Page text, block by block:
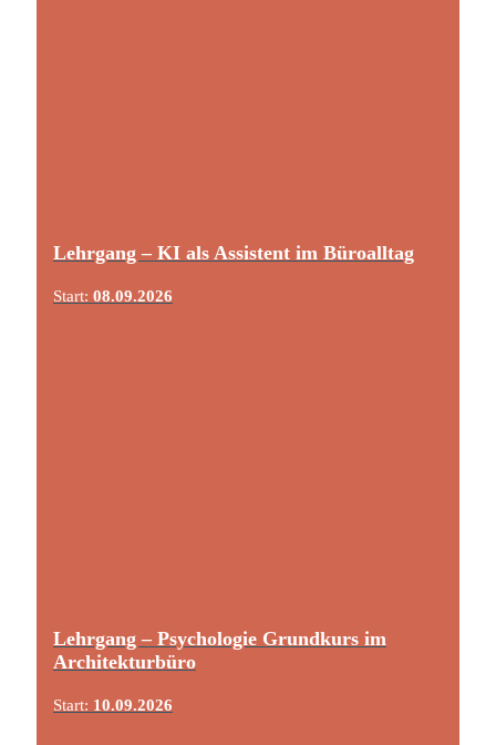
Lehrgang – KI als Assistent im Büroalltag
Start: 08.09.2026
Lehrgang – Psychologie Grundkurs im
Architekturbüro
Start: 10.09.2026